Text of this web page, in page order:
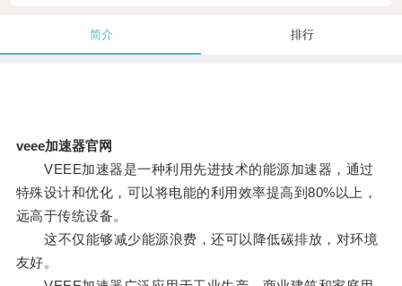
简介 排行
veee加速器官网
VEEE加速器是一种利用先进技术的能源加速器，通过
特殊设计和优化，可以将电能的利用效率提高到80%以上，
远高于传统设备。
这不仅能够减少能源浪费，还可以降低碳排放，对环境
友好。